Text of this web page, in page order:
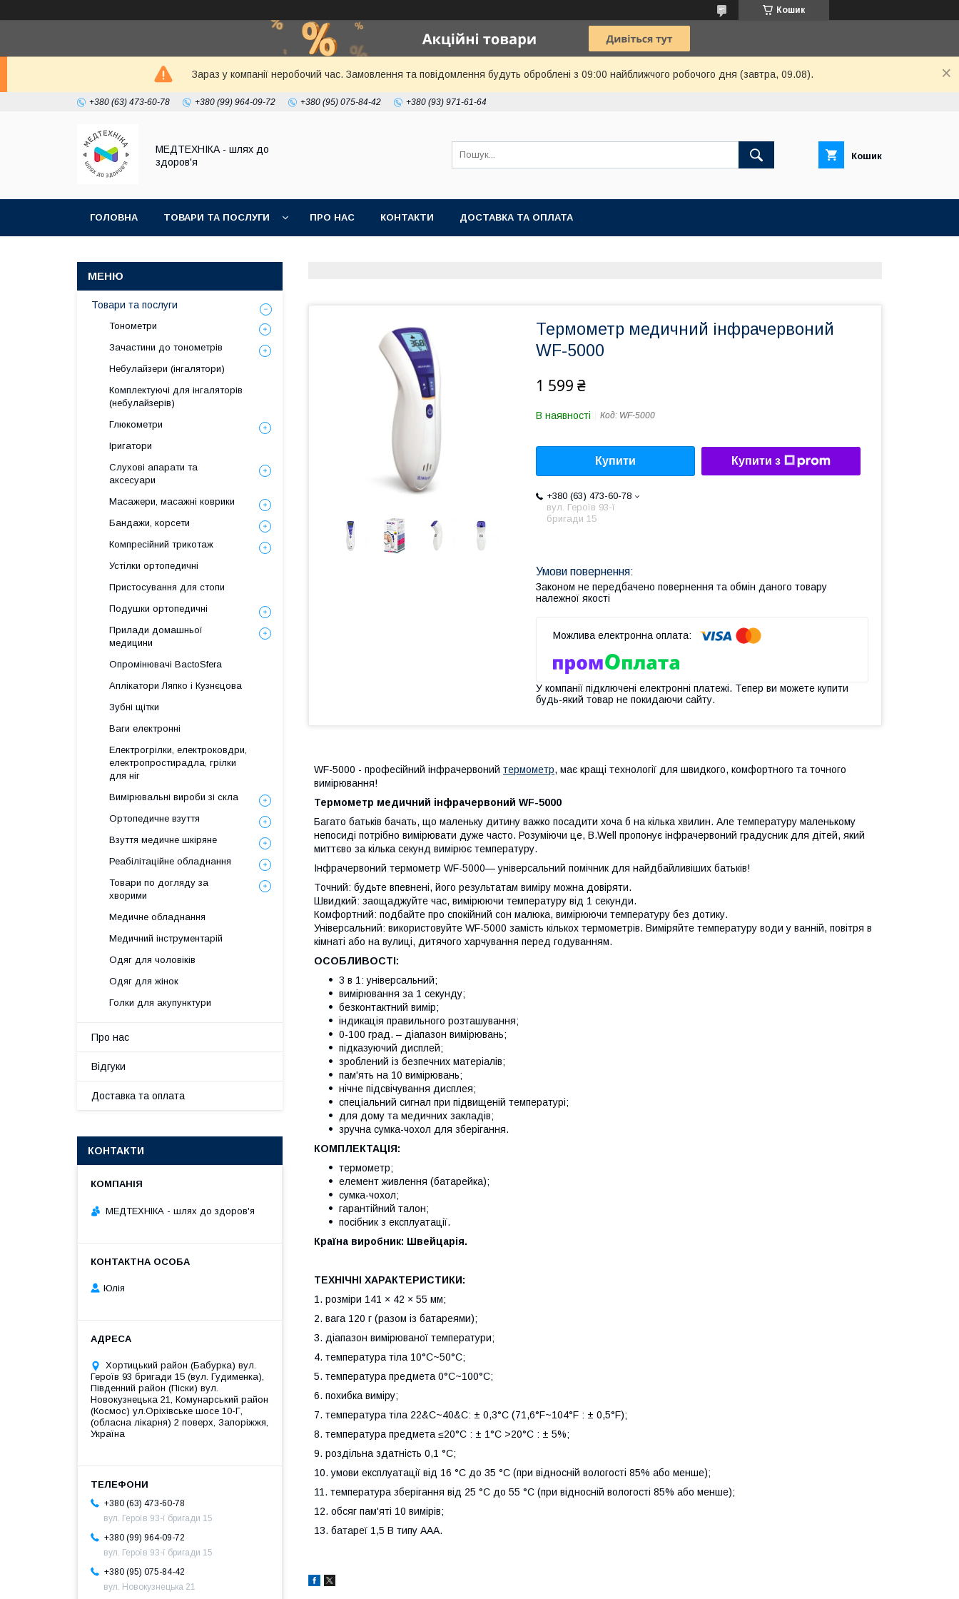
Кошик
Зараз у компанії неробочий час. Замовлення та повідомлення будуть оброблені з 09:00 найближчого робочого дня (завтра, 09.08).
+380 (63) 473-60-78 +380 (99) 964-09-72 +380 (95) 075-84-42 +380 (93) 971-61-64
МЕДТЕХНІКА - шлях до
здоров'я
Кошик
ГОЛОВНА ТОВАРИ ТА ПОСЛУГИ ПРО НАС КОНТАКТИ ДОСТАВКА ТА ОПЛАТА
Термометр медичний інфрачервоний
WF-5000
1 599 ₴
В наявності Код: WF-5000
Купити Купити з
+380 (63) 473-60-78
вул. Героїв 93-ї
бригади 15
Законом не передбачено повернення та обмін даного товару
належної якості
У компанії підключені електронні платежі. Тепер ви можете купити
будь-який товар не покидаючи сайту.
WF-5000 - професійний інфрачервоний термометр, має кращі технології для швидкого, комфортного та точного
вимірювання!
Термометр медичний інфрачервоний WF-5000
Багато батьків бачать, що маленьку дитину важко посадити хоча б на кілька хвилин. Але температуру маленькому
непосиді потрібно вимірювати дуже часто. Розуміючи це, B.Well пропонує інфрачервоний градусник для дітей, який
миттєво за кілька секунд вимірює температуру.
Інфрачервоний термометр WF-5000— універсальний помічник для найдбайливіших батьків!
Точний: будьте впевнені, його результатам виміру можна довіряти.
Швидкий: заощаджуйте час, вимірюючи температуру від 1 секунди.
Комфортний: подбайте про спокійний сон малюка, вимірюючи температуру без дотику.
Універсальний: використовуйте WF-5000 замість кількох термометрів. Виміряйте температуру води у ванній, повітря в
кімнаті або на вулиці, дитячого харчування перед годуванням.
ОСОБЛИВОСТІ:
3 в 1: універсальний;
вимірювання за 1 секунду;
безконтактний вимір;
індикація правильного розташування;
0-100 град. – діапазон вимірювань;
підказуючий дисплей;
зроблений із безпечних матеріалів;
пам'ять на 10 вимірювань;
нічне підсвічування дисплея;
спеціальний сигнал при підвищеній температурі;
для дому та медичних закладів;
зручна сумка-чохол для зберігання.
КОМПЛЕКТАЦІЯ:
термометр;
елемент живлення (батарейка);
сумка-чохол;
гарантійний талон;
посібник з експлуатації.
Країна виробник: Швейцарія.
ТЕХНІЧНІ ХАРАКТЕРИСТИКИ:
1. розміри 141 × 42 × 55 мм;
2. вага 120 г (разом із батареями);
3. діапазон вимірюваної температури;
4. температура тіла 10°C~50°C;
5. температура предмета 0°C~100°C;
6. похибка виміру;
7. температура тіла 22&C~40&C: ± 0,3°C (71,6°F~104°F : ± 0,5°F);
8. температура предмета ≤20°C : ± 1°C >20°C : ± 5%;
9. роздільна здатність 0,1 °C;
10. умови експлуатації від 16 °C до 35 °C (при відносній вологості 85% або менше);
11. температура зберігання від 25 °C до 55 °C (при відносній вологості 85% або менше);
12. обсяг пам'яті 10 вимірів;
13. батареї 1,5 В типу ААА.
Товари та послуги
Тонометри
Зачастини до тонометрів
Небулайзери (інгалятори)
Комплектуючі для інгаляторів
(небулайзерів)
Глюкометри
Іригатори
Слухові апарати та
аксесуари
Масажери, масажні коврики
Бандажи, корсети
Компресійний трикотаж
Устілки ортопедичні
Пристосування для стопи
Подушки ортопедичні
Прилади домашньої
медицини
Опромінювачі BactoSfera
Аплікатори Ляпко і Кузнєцова
Зубні щітки
Ваги електронні
Електрогрілки, електроковдри,
електропростирадла, грілки
для ніг
Вимірювальні вироби зі скла
Ортопедичне взуття
Взуття медичне шкіряне
Реабілітаційне обладнання
Товари по догляду за
хворими
Медичне обладнання
Медичний інструментарій
Одяг для чоловіків
Одяг для жінок
Голки для акупунктури
Про нас
Відгуки
Доставка та оплата
КОНТАКТИ
МЕДТЕХНІКА - шлях до здоров'я
Юлія
Хортицький район (Бабурка) вул.
Героїв 93 бригади 15 (вул. Гудименка),
Південний район (Піски) вул.
Новокузнецька 21, Комунарський район
(Космос) ул.Оріхівське шосе 10-Г,
(обласна лікарня) 2 поверх, Запоріжжя,
Україна
+380 (63) 473-60-78
вул. Героїв 93-ї бригади 15
+380 (99) 964-09-72
вул. Героїв 93-ї бригади 15
+380 (95) 075-84-42
вул. Новокузнецька 21